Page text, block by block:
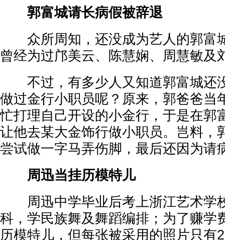
郭富城请长病假被辞退
众所周知，还没成为艺人的郭富
曾经为过邝美云、陈慧娴、周慧敏及
不过，有多少人又知道郭富城还
做过金行小职员呢？原来，郭爸爸当
忙打理自己开设的小金行，于是在郭
让他去某大金饰行做小职员。岂料，
尝试做一字马弄伤脚，最后还因为请
周迅当挂历模特儿
周迅中学毕业后考上浙江艺术学
科，学民族舞及舞蹈编排；为了赚学
历模特儿，但每张被采用的照片只有